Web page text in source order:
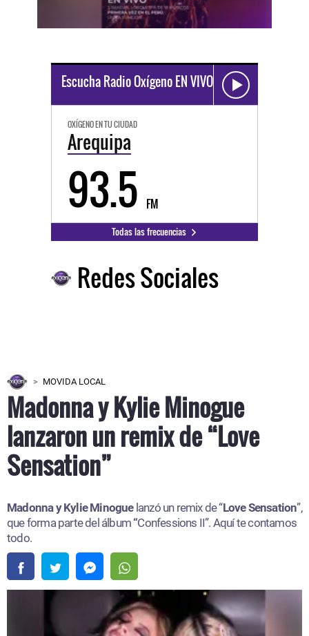
Escucha Radio Oxígeno EN VIVO
OXÍGENO EN TU CIUDAD
Arequipa
93.5 FM
Todas las frecuencias
Redes Sociales
MOVIDA LOCAL
Madonna y Kylie Minogue
lanzaron un remix de “Love
Sensation”
Madonna y Kylie Minogue lanzó un remix de “Love Sensation”,
que forma parte del álbum “Confessions II”. Aquí te contamos
todo.